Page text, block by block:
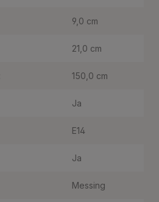
9,0 cm
21,0 cm
150,0 cm
Ja
E14
Ja
Messing